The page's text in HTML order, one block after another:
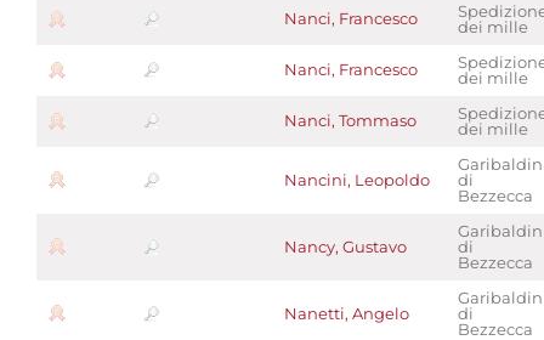
Nanci, Francesco
dei mille
Nanci, Francesco
dei mille
Nanci, Tommaso
dei mille
Nancini, Leopoldo
di
Bezzecca
Nancy, Gustavo
di
Bezzecca
Nanetti, Angelo
di
Bezzecca